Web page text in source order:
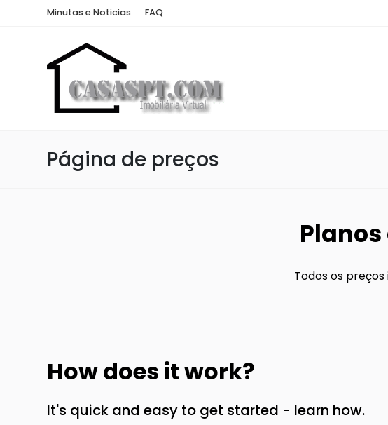
Minutas e Noticias FAQ
Página de preços
Todos os
How does it work?
It's quick and easy to get started - learn how.